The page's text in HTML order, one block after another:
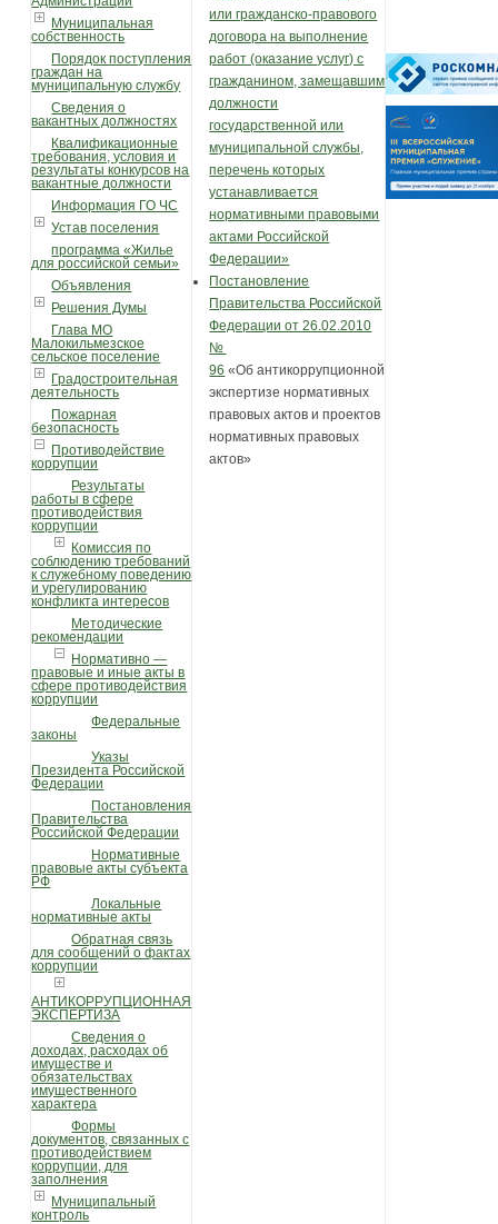
Муниципальная
собственность
Порядок поступления
граждан на
муниципальную службу
Сведения о
вакантных должностях
Квалификационные
требования, условия и
результаты конкурсов на
вакантные должности
Информация ГО ЧС
Устав поселения
программа «Жилье
для российской семьи»
Объявления
Решения Думы
Глава МО
Малокильмезское
сельское поселение
Градостроительная
деятельность
Пожарная
безопасность
Противодействие
коррупции
Результаты
работы в сфере
противодействия
коррупции
Комиссия по
соблюдению требований
к служебному поведению
и урегулированию
конфликта интересов
Методические
рекомендации
Нормативно —
правовые и иные акты в
сфере противодействия
коррупции
Федеральные
законы
Указы
Президента Российской
Федерации
Постановления
Правительства
Российской Федерации
Нормативные
правовые акты субъекта
РФ
Локальные
нормативные акты
Обратная связь
для сообщений о фактах
коррупции
АНТИКОРРУПЦИОННАЯ
ЭКСПЕРТИЗА
Сведения о
доходах, расходах об
имуществе и
обязательствах
имущественного
характера
Формы
документов, связанных с
противодействием
коррупции, для
заполнения
Муниципальный
контроль
или гражданско-правового
договора на выполнение
работ (оказание услуг) с
гражданином, замещавшим
должности
государственной или
муниципальной службы,
перечень которых
устанавливается
нормативными правовыми
актами Российской
Федерации»
Постановление
Правительства Российской
Федерации от 26.02.2010
№
96 «Об антикоррупционной
экспертизе нормативных
правовых актов и проектов
нормативных правовых
актов»